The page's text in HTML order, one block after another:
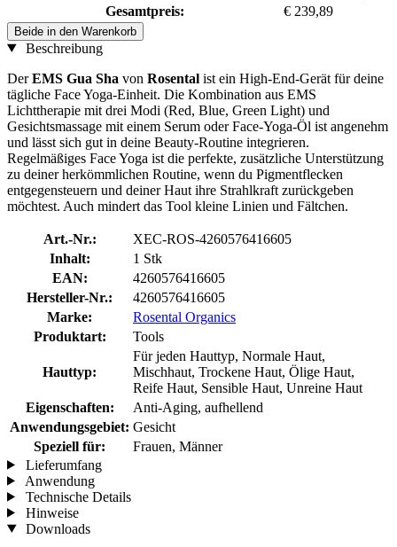
Gesamtpreis:
€ 239,89
Beide in den Warenkorb
Beschreibung
DerEMS Gua Sha von Rosental ist ein High-End-Gerät für deine
tägliche Face Yoga-Einheit. Die Kombination aus EMS
Lichttherapie mit drei Modi (Red, Blue, Green Light) und
Gesichtsmassage mit einem Serum oder Face-Yoga-Öl ist angenehm
und lässt sich gut in deine Beauty-Routine integrieren.
Regelmäßiges Face Yoga ist die perfekte, zusätzliche Unterstützung
zu deiner herkömmlichen Routine, wenn du Pigmentflecken
entgegensteuern und deiner Haut ihre Strahlkraft zurückgeben
möchtest. Auch mindert das Tool kleine Linien und Fältchen.
Art.-Nr.:
XEC-ROS-4260576416605
Inhalt:
1 Stk
EAN:
4260576416605
Hersteller-Nr.:
4260576416605
Marke:
Rosental Organics
Produktart:
Tools
Hauttyp:
Für jeden Hauttyp, Normale Haut,
Mischhaut, Trockene Haut, Ölige Haut,
Reife Haut, Sensible Haut, Unreine Haut
Eigenschaften:
Anti-Aging, aufhellend
Anwendungsgebiet: Gesicht
Speziell für:
Frauen, Männer
Lieferumfang
Anwendung
Technische Details
Hinweise
Downloads